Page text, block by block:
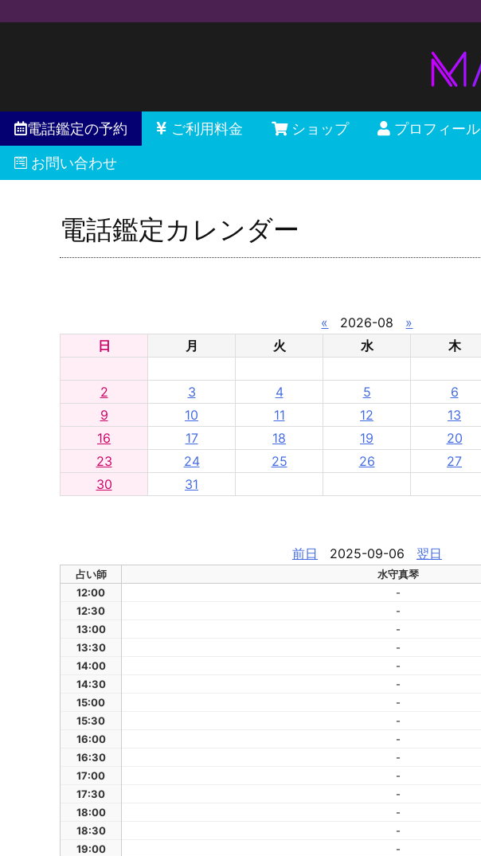
電話鑑定の予約 ご利用料金 ショップ プロフィール
お問い合わせ
電話鑑定カレンダー
« 2026-08
»
日
月 火 水 木
2
3 4 5 6
9
10 11 12 13
16
17 18 19 20
23
24 25 26 27
30
31
前日 2025-09-06 翌日
占い師
水守真琴
12:00
-
12:30
-
13:00
-
13:30
-
14:00
-
14:30
-
15:00
-
15:30
-
16:00
-
16:30
-
17:00
-
17:30
-
18:00
-
18:30
-
19:00
-